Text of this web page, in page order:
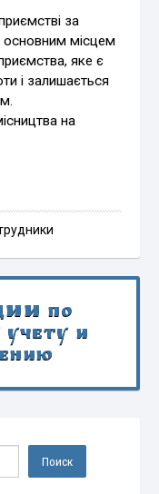
за
основним місцем
яке є
і залишається
на
по
учету и